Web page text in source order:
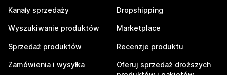
Kanały sprzedaży
Wyszukiwanie produktów
Sprzedaż produktów
Zamówienia i wysyłka
Dropshipping
Marketplace
Recenzje produktu
Oferuj sprzedaż droższych